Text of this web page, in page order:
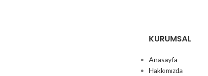
KURUMSAL
Anasayfa
Hakkımızda